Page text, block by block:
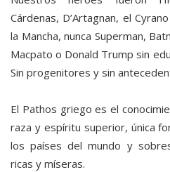
Cárdenas, D’Artagnan, el
la Mancha, nunca Superman,
Macpato o Donald Trump sin
Sin progenitores y sin
El Pathos griego es el
raza y espíritu superior, única
los países del mundo y
ricas y míseras.